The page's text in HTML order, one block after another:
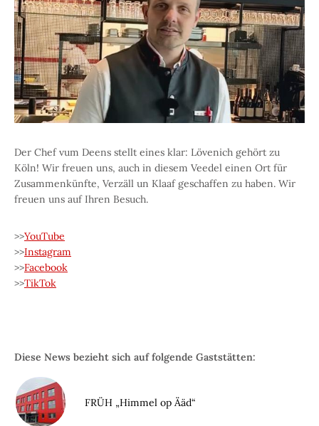
Der Chef vum Deens stellt eines klar: Lövenich gehört zu
Köln! Wir freuen uns, auch in diesem Veedel einen Ort für
Zusammenkünfte, Verzäll un Klaaf geschaffen zu haben. Wir
freuen uns auf Ihren Besuch.
>>YouTube
>>Instagram
>>Facebook
>>TikTok
Diese News bezieht sich auf folgende Gaststätten:
FRÜH „Himmel op Ääd“